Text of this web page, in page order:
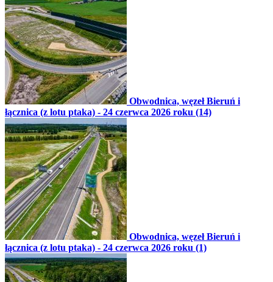
Obwodnica, węzeł Bieruń i
łącznica (z lotu ptaka) - 24 czerwca 2026 roku (14)
Obwodnica, węzeł Bieruń i
łącznica (z lotu ptaka) - 24 czerwca 2026 roku (1)